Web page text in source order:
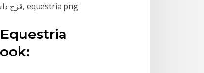
قزح داش عناصر كتاب تلوين الوئام ، بلدي المهر الصغير, التناظر, اللون, equestria png